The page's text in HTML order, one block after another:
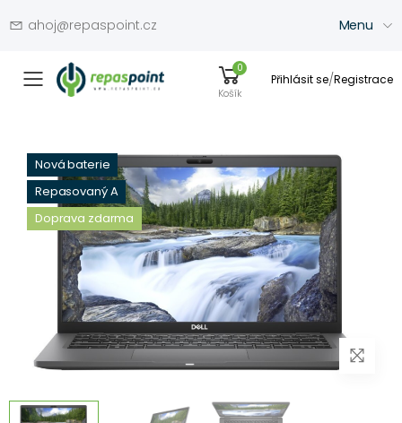
ahoj@repaspoint.cz Menu
Přepínač menu
0
Košík
Přihlásit se/Registrace
Nová baterie
Repasovaný A
Doprava zdarma